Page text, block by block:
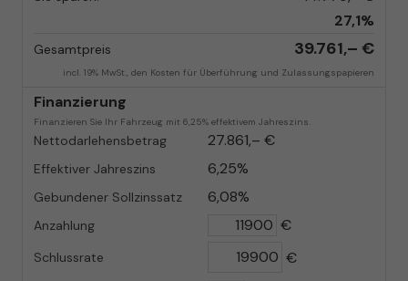
27,1%
Gesamtpreis 39.761,– €
incl. 19% MwSt., den Kosten für Überführung und Zulassungspapieren
Finanzierung
Finanzieren Sie Ihr Fahrzeug mit 6,25% effektivem Jahreszins.
Nettodarlehensbetrag 27.861,– €
Effektiver Jahreszins 6,25%
Gebundener Sollzinssatz 6,08%
Anzahlung €
Schlussrate €